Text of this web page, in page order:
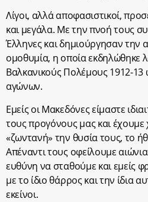
Λίγοι, αλλά αποφασιστικοί,
και μεγάλα. Με την πνοή τους
Έλληνες και δημιούργησαν την
ομοθυμία, η οποία εκδηλώθηκε
Βαλκανικούς Πολέμους 1912-
αγώνων.
Εμείς οι Μακεδόνες είμαστε
τους προγόνους μας και
«ζωντανή» την θυσία τους, το
Απέναντι τους οφείλουμε
ευθύνη να σταθούμε και εμείς
με το ίδιο θάρρος και την ίδια
εκείνοι.